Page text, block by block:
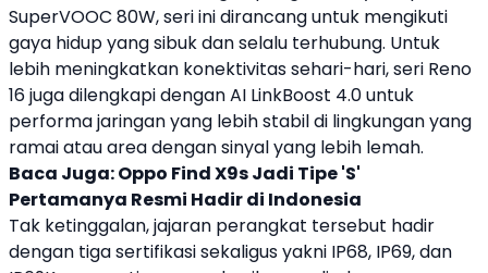
SuperVOOC 80W, seri ini dirancang untuk mengikuti
gaya hidup yang sibuk dan selalu terhubung. Untuk
lebih meningkatkan konektivitas sehari-hari, seri Reno
16juga dilengkapi dengan AI LinkBoost 4.0 untuk
performa jaringan yang lebih stabil di lingkungan yang
ramai atau area dengan sinyal yang lebih lemah.
Baca Juga:Oppo Find X9s Jadi Tipe 'S'
Pertamanya Resmi Hadir di Indonesia
Tak ketinggalan, jajaran perangkat tersebut hadir
dengan tiga sertifikasi sekaligus yakni IP68, IP69, dan